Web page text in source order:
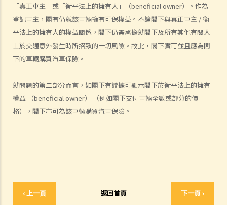
「真正車主」或「衡平法上的擁有人」（beneficial owner）。作為
登記車主，閣有仍就該車輛擁有可保權益。不論閣下與真正車主 / 衡
平法上的擁有人的權益關係，閣下仍需承擔就閣下及所有其他有關人
士於交通意外發生時所招致的一切風險。故此，閣下實可並且應為閣
下的車輛購買汽車保險。
就問題的第二部分而言，如閣下有證據可顯示閣下於衡平法上的擁有
權益 （beneficial owner） （例如閣下支付車輛全數或部分的價
格），閣下亦可為該車輛購買汽車保險。
‹ 上一頁 返回首頁 下一頁 ›
死亡賠償是否受不同規則約束？
我可以透過甚麼渠道購買保險產品?
a. 保險中介人
（insurance broker）。兩者的角色或職責有甚麼分別？他們的專業資
格又有何不同？他們是否需要在認可機構註冊後才可工作？
2. 在新的監管制度下，對持牌保險中介人、保險代理機構或保險經紀公
5. 我對賠償金額及保險代理 / 保險公司的行為極之不滿。我應否訴諸法
庭或向其他認可機構投訴？法庭或其他機構有否就每項索償或投訴設立